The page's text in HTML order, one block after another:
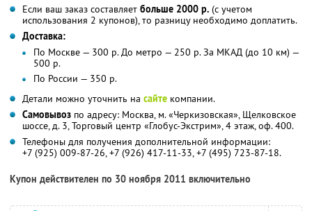
Если ваш заказ составляет больше 2000 р. (с учетом
использования 2 купонов), то разницу необходимо доплатить.
Доставка:
По Москве — 300 р. До метро — 250 р. За МКАД (до 10 км) —
500 р.
По России — 350 р.
Детали можно уточнить на сайте компании.
Самовывоз по адресу: Москва, м. «Черкизовская», Щелковское
шоссе, д. 3, Торговый центр «Глобус-Экстрим», 4 этаж, оф. 400.
Телефоны для получения дополнительной информации:
+7 (925) 009-87-26, +7 (926) 417-11-33, +7 (495) 723-87-18.
Купон действителен по 30 ноября 2011 включительно